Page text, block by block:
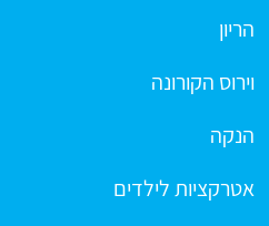
הריון
וירוס הקורונה
הנקה
אטרקציות לילדים